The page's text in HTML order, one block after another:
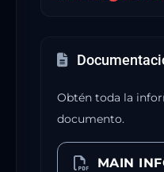
Obtén toda la
documento.
MAIN